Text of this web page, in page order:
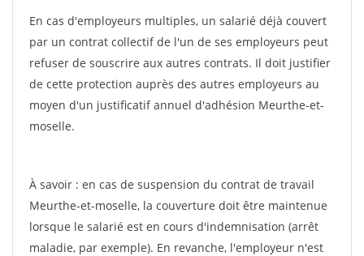
En cas d'employeurs multiples, un salarié déjà couvert
par un contrat collectif de l'un de ses employeurs peut
refuser de souscrire aux autres contrats. Il doit justifier
de cette protection auprès des autres employeurs au
moyen d'un justificatif annuel d'adhésion Meurthe-et-
moselle.
À savoir : en cas de suspension du contrat de travail
Meurthe-et-moselle, la couverture doit être maintenue
lorsque le salarié est en cours d'indemnisation (arrêt
maladie, par exemple). En revanche, l'employeur n'est